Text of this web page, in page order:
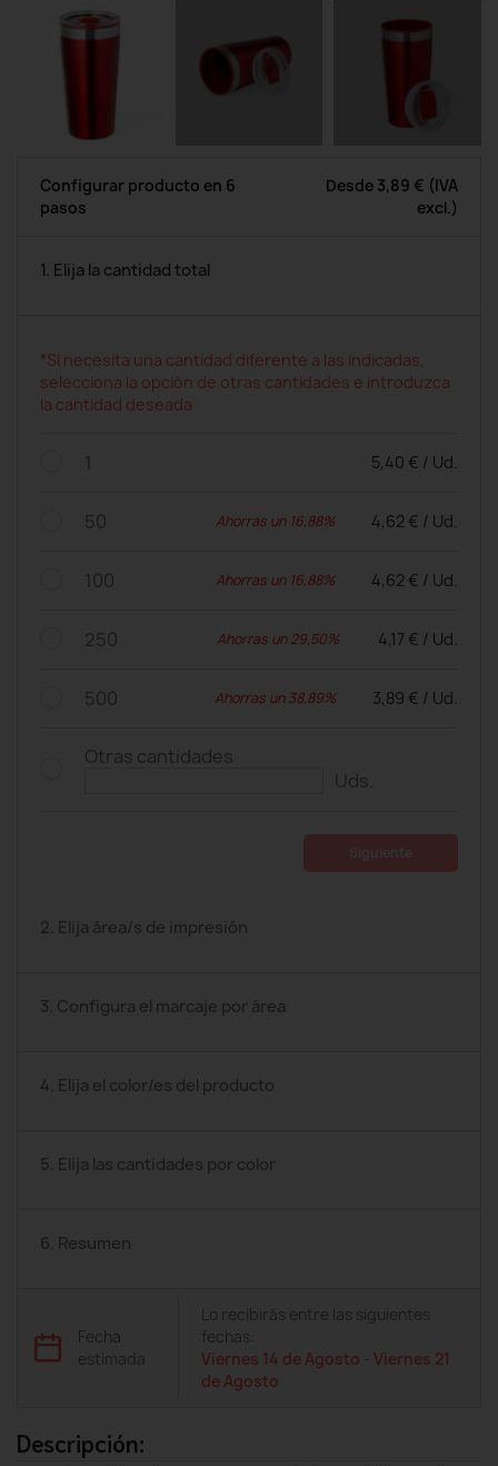
Configurar producto en 6
pasos
Desde 3,89 € (IVA
excl.)
1. Elija la cantidad total
*Si necesita una cantidad diferente a las indicadas,
selecciona la opción de otras cantidades e introduzca
la cantidad deseada
1 5,40 € / Ud.
50 Ahorras un 16,88% 4,62 € / Ud.
100 Ahorras un 16,88% 4,62 € / Ud.
250 Ahorras un 29,50% 4,17 € / Ud.
500 Ahorras un 38,89% 3,89 € / Ud.
Otras cantidades
Uds.
2. Elija área/s de impresión
3. Configura el marcaje por área
4. Elija el color/es del producto
5. Elija las cantidades por color
6. Resumen
Fecha
estimada
Lo recibirás entre las siguientes
fechas:
Viernes 14 de Agosto -Viernes 21
de Agosto
Descripción: